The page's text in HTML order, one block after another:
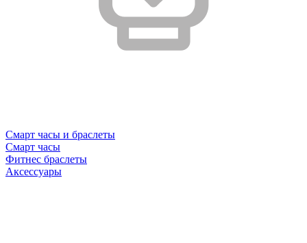
Смарт часы и браслеты
Смарт часы
Фитнес браслеты
Аксессуары